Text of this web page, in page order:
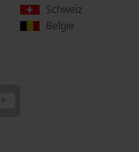
Schweiz
België